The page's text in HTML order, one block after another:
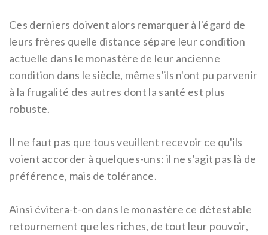
Ces derniers doivent alors remarquer à l'égard de
leurs frères quelle distance sépare leur condition
actuelle dans le monastère de leur ancienne
condition dans le siècle, même s'ils n'ont pu parvenir
à la frugalité des autres dont la santé est plus
robuste.
Il ne faut pas que tous veuillent recevoir ce qu'ils
voient accorder à quelques-uns: il ne s'agit pas là de
préférence, mais de tolérance.
Ainsi évitera-t-on dans le monastère ce détestable
retournement que les riches, de tout leur pouvoir,